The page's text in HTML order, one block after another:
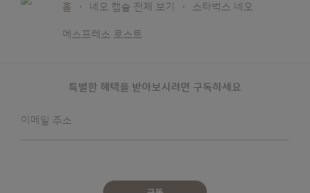
홈 네오 캡슐 전체 보기 스타벅스 네오
에스프레소 로스트
특별한 혜택을 받아보시려면 구독하세요
뉴스레터를
받아보겠습니다:
이메일 주소